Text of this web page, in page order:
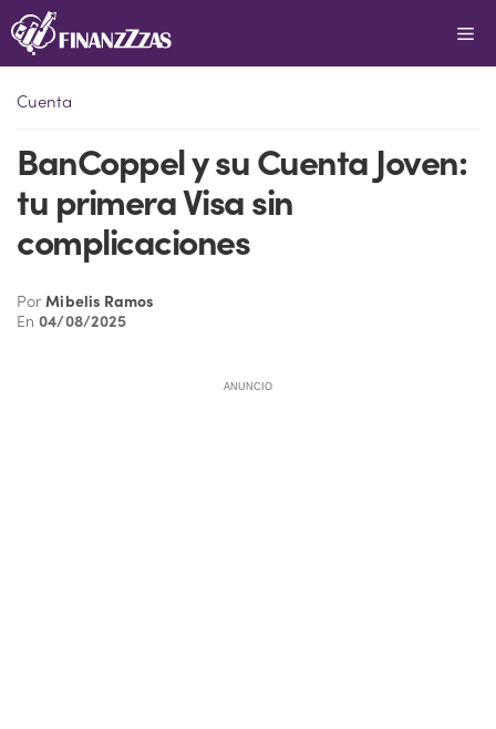
Saltar
al
Cuenta
BanCoppel y su Cuenta Joven:
tu primera Visa sin
complicaciones
PorMibelis Ramos
En04/08/2025
ANUNCIO